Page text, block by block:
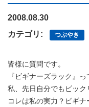
2008.08.30
カテゴリ:
つぶやき
皆様に質問です。
『ビギナーズラック』
私、先日自分でもビック
コレは私の実力？ビギナ